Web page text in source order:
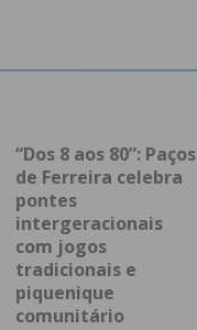
“Dos 8 aos 80”: Paços
de Ferreira celebra
pontes
intergeracionais
com jogos
tradicionais e
piquenique
comunitário